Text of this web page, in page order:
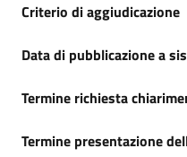
Criterio di aggiudicazione
Data di pubblicazione a
Termine richiesta
Termine presentazione